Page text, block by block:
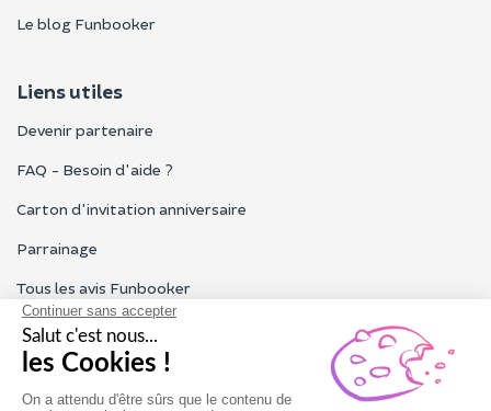
Le blog Funbooker
Liens utiles
Devenir partenaire
FAQ - Besoin d'aide ?
Carton d'invitation anniversaire
Parrainage
Tous les avis Funbooker
Particuliers, entreprises, professionnels
Notre service client est ouvert du lundi au vendredi de 9h à 18h